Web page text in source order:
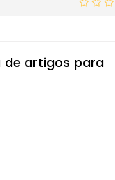
de artigos para